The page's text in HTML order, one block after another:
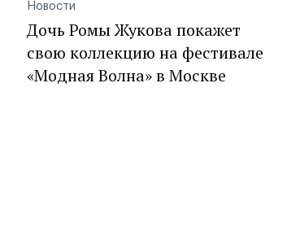
Новости
Дочь Ромы Жукова покажет
свою коллекцию на фестивале
«Модная Волна» в Москве